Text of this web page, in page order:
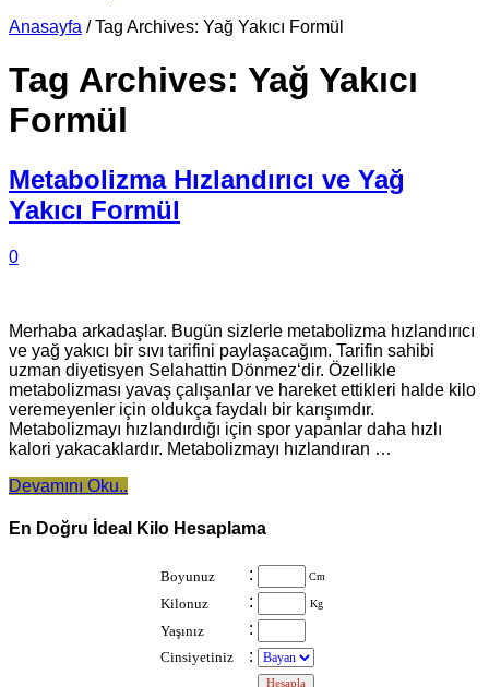
Anasayfa / Tag Archives: Yağ Yakıcı Formül
Tag Archives: Yağ Yakıcı
Formül
Metabolizma Hızlandırıcı ve Yağ
Yakıcı Formül
0
Merhaba arkadaşlar. Bugün sizlerle metabolizma hızlandırıcı
ve yağ yakıcı bir sıvı tarifini paylaşacağım. Tarifin sahibi
uzman diyetisyen Selahattin Dönmez‘dir. Özellikle
metabolizması yavaş çalışanlar ve hareket ettikleri halde kilo
veremeyenler için oldukça faydalı bir karışımdır.
Metabolizmayı hızlandırdığı için spor yapanlar daha hızlı
kalori yakacaklardır. Metabolizmayı hızlandıran …
Devamını Oku..
En Doğru İdeal Kilo Hesaplama
Boyunuz : Cm
Kilonuz : Kg
Yaşınız :
Cinsiyetiniz
: